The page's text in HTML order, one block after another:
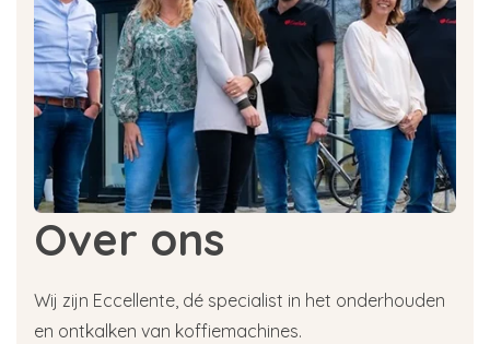
Over ons
Wij zijn Eccellente, dé specialist in het onderhouden
en ontkalken van koffiemachines.